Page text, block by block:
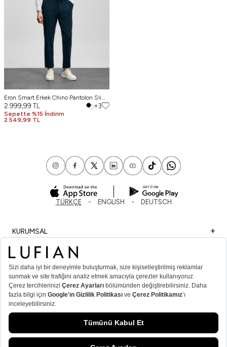
Eron Smart Erkek Chino Pantolon Slim
Fit Lacivert
2.999,99 TL
Sepette %15 İndirim
2.549,99 TL
+3
TÜRKÇE ENGLISH DEUTSCH
KURUMSAL
ALIŞVERİŞ
ÖNEMLİ BİLGİLER
ÜYE
ERKEK POPÜLER KATEGORİLER
KADIN POPÜLER KATEGORİLER
© Lufian.com 2026 Tüm Hakları Saklıdır